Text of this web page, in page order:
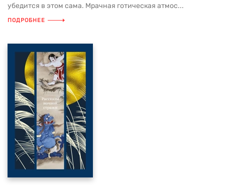
убедится в этом сама. Мрачная готическая атмос...
ПОДРОБНЕЕ